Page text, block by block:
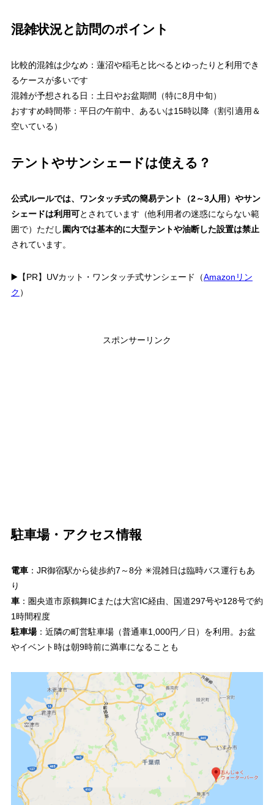
混雑状況と訪問のポイント
比較的混雑は少なめ：蓮沼や稲毛と比べるとゆったりと利用でき
るケースが多いです
混雑が予想される日：土日やお盆期間（特に8月中旬）
おすすめ時間帯：平日の午前中、あるいは15時以降（割引適用＆
空いている）
テントやサンシェードは使える？
公式ルールでは、ワンタッチ式の簡易テント（2～3人用）やサン
シェードは利用可とされています（他利用者の迷惑にならない範
囲で） ただし 園内では基本的に大型テントや油断した設置は禁止
されています。
▶️【PR】UVカット・ワンタッチ式サンシェード（Amazonリン
ク ）
スポンサーリンク
駐車場・アクセス情報
電車：JR御宿駅から徒歩約7～8分 ✳︎混雑日は臨時バス運行もあ
り
車：圏央道市原鶴舞ICまたは大宮IC経由、国道297号や128号で約
1時間程度
駐車場：近隣の町営駐車場（普通車1,000円／日）を利用。お盆
やイベント時は朝9時前に満車になることも